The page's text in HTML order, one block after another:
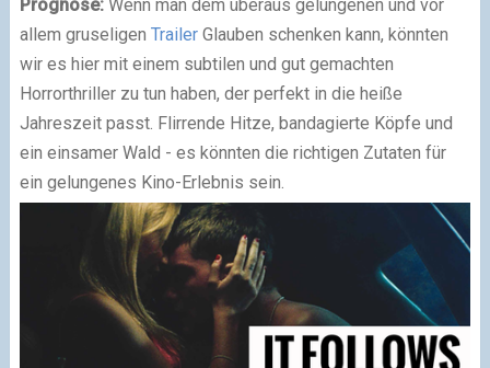
Prognose:Wenn man dem überaus gelungenen und vor
allem gruseligen TrailerGlauben schenken kann, könnten
wir es hier mit einem subtilen und gut gemachten
Horrorthriller zu tun haben, der perfekt in die heiße
Jahreszeit passt. Flirrende Hitze, bandagierte Köpfe und
ein einsamer Wald - es könnten die richtigen Zutaten für
ein gelungenes Kino-Erlebnis sein.